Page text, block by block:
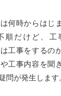
何時からはじ
順だけど、工
工事をするの
工事内容を聞
問が発生します